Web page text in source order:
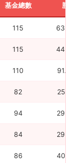
基金總數 勝
115
115
110
82
94
84
86